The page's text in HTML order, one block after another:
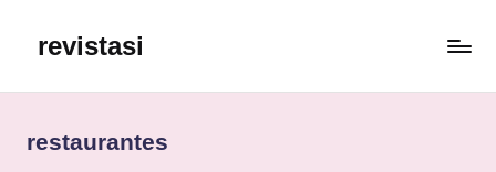
revistasi
melhor
restaurantes